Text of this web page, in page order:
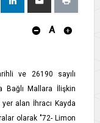
A
ve 26190 sayılı
Bağlı Mallara İlişkin
alan İhracı Kayda
olarak "72- Limon